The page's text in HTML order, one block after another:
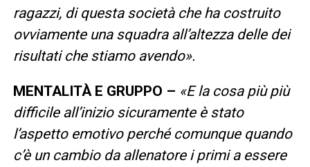
ragazzi, di questa società che ha costruito
ovviamente una squadra all’altezza delle dei
risultati che stiamo avendo».
MENTALITÀ E GRUPPO – «E la cosa più più
difficile all’inizio sicuramente è stato
l’aspetto emotivo perché comunque quando
c’è un cambio da allenatore i primi a essere